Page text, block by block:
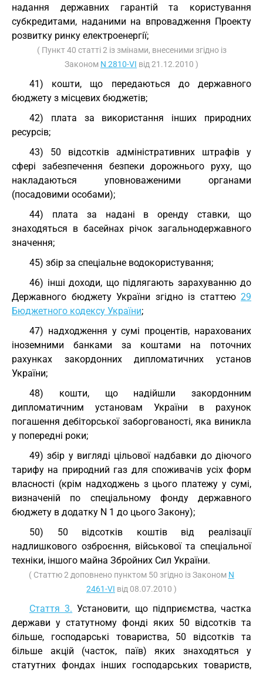
надання державних гарантій та користування
субкредитами, наданими на впровадження Проекту
розвитку ринку електроенергії;
( Пункт 40 статті 2 із змінами, внесеними згідно із
Законом N 2810-VI від 21.12.2010 )
41) кошти, що передаються до державного
бюджету з місцевих бюджетів;
42) плата за використання інших природних
ресурсів;
43) 50 відсотків адміністративних штрафів у
сфері забезпечення безпеки дорожнього руху, що
накладаються уповноваженими органами
(посадовими особами);
44) плата за надані в оренду ставки, що
знаходяться в басейнах річок загальнодержавного
значення;
45) збір за спеціальне водокористування;
46) інші доходи, що підлягають зарахуванню до
Державного бюджету України згідно із статтею 29
Бюджетного кодексу України;
47) надходження у сумі процентів, нарахованих
іноземними банками за коштами на поточних
рахунках закордонних дипломатичних установ
України;
48) кошти, що надійшли закордонним
дипломатичним установам України в рахунок
погашення дебіторської заборгованості, яка виникла
у попередні роки;
49) збір у вигляді цільової надбавки до діючого
тарифу на природний газ для споживачів усіх форм
власності (крім надходжень з цього платежу у сумі,
визначеній по спеціальному фонду державного
бюджету в додатку N 1 до цього Закону);
50) 50 відсотків коштів від реалізації
надлишкового озброєння, військової та спеціальної
техніки, іншого майна Збройних Сил України.
( Статтю 2 доповнено пунктом 50 згідно із Законом N
2461-VI від 08.07.2010 )
Стаття 3. Установити, що підприємства, частка
держави у статутному фонді яких 50 відсотків та
більше, господарські товариства, 50 відсотків та
більше акцій (часток, паїв) яких знаходяться у
статутних фондах інших господарських товариств,